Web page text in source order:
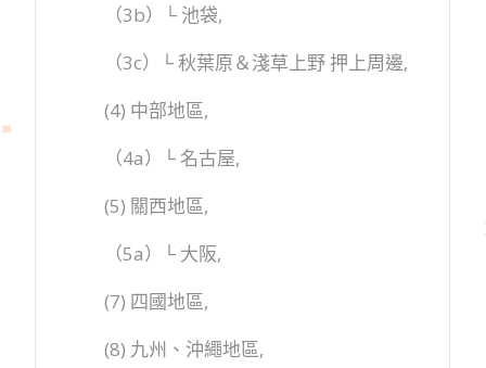
（3b）└ 池袋,
（3c）└ 秋葉原＆淺草上野 押上周邊,
(4) 中部地區,
（4a）└ 名古屋,
(5) 關西地區,
（5a）└ 大阪,
(7) 四國地區,
(8) 九州、沖繩地區,